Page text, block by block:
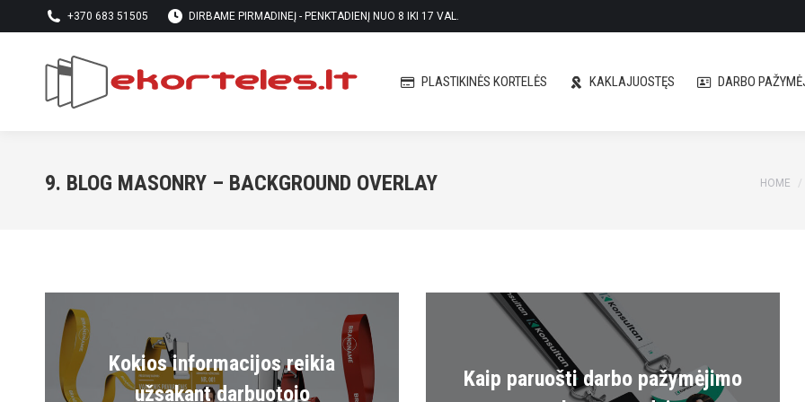
+370 683 51505 DIRBAME PIRMADINEĮ - PENKTADIENĮ NUO 8 IKI 17 VAL.
PLASTIKINĖS KORTELĖS KAKLAJUOSTĘS DARBO
9. BLOG MASONRY – BACKGROUND OVERLAY You
HOME
Kokios informacijos reikia
užsakant darbuotojo
Kaip paruošti darbo pažymėjimo
PLASTIKINĖS KORTELĖS KAKLAJUOSTĘS DARBO